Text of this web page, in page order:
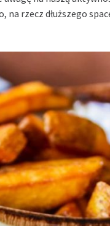
na rzecz dłuższego